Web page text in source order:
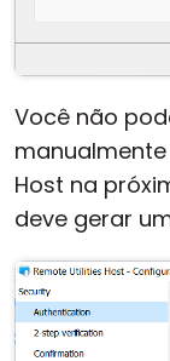
Você não
Host na
deve gerar